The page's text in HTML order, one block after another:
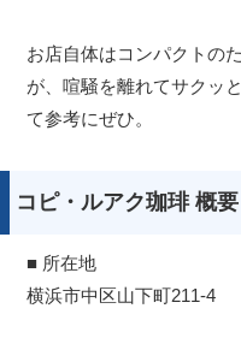
お店自体はコンパクトの
が、喧騒を離れてサクッ
て参考にぜひ。
コピ・ルアク珈琲 概要
■ 所在地
横浜市中区山下町211-4